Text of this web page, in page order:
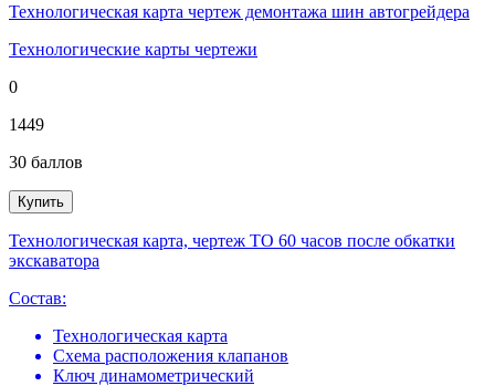
Технологическая карта чертеж демонтажа шин автогрейдера
Технологические карты чертежи
0
1449
30 баллов
Купить
Технологическая карта, чертеж ТО 60 часов после обкатки
экскаватора
Состав:
Технологическая карта
Схема расположения клапанов
Ключ динамометрический